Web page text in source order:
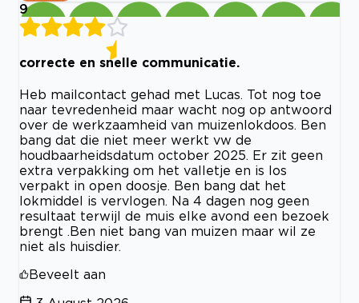
9
correcte en snelle communicatie.
Heb mailcontact gehad met Lucas. Tot nog toe
naar tevredenheid maar wacht nog op antwoord
over de werkzaamheid van muizenlokdoos. Ben
bang dat die niet meer werkt vw de
houdbaarheidsdatum october 2025. Er zit geen
extra verpakking om het valletje en is los
verpakt in open doosje. Ben bang dat het
lokmiddel is vervlogen. Na 4 dagen nog geen
resultaat terwijl de muis elke avond een bezoek
brengt .Ben niet bang van muizen maar wil ze
niet als huisdier.
Beveelt aan